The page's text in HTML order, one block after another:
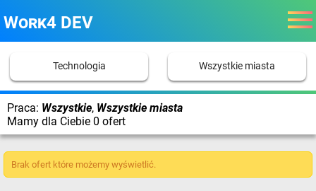
Work4 DEV
Technologia Wszystkie miasta
Praca: Wszystkie, Wszystkie miasta
Mamy dla Ciebie 0 ofert
Brak ofert które możemy wyświetlić.